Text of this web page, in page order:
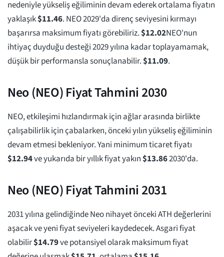
nedeniyle yükseliş eğiliminin devam ederek ortalama fiyatın
yaklaşık$11.46. NEO 2029'da direnç seviyesini kırmayı
başarırsa maksimum fiyatı görebiliriz.$12.02NEO'nun
ihtiyaç duyduğu desteği 2029 yılına kadar toplayamamak,
düşük bir performansla sonuçlanabilir.$11.09.
Neo (NEO) Fiyat Tahmini 2030
NEO, etkileşimi hızlandırmak için ağlar arasında birlikte
çalışabilirlik için çabalarken, önceki yılın yükseliş eğiliminin
devam etmesi bekleniyor. Yani minimum ticaret fiyatı
$12.94ve yukarıda bir yıllık fiyat yakın$13.862030'da.
Neo (NEO) Fiyat Tahmini 2031
2031 yılına gelindiğinde Neo nihayet önceki ATH değerlerini
aşacak ve yeni fiyat seviyeleri kaydedecek. Asgari fiyat
olabilir$14.79ve potansiyel olarak maksimum fiyat